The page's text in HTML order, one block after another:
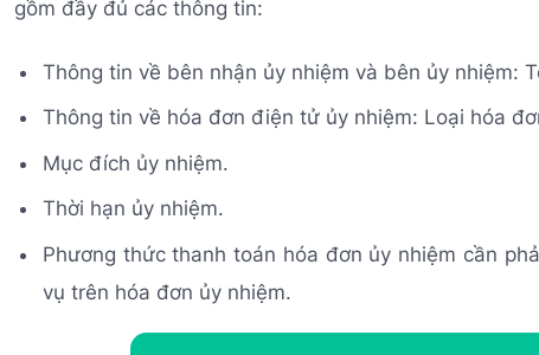
gồm đầy đủ các thông tin:
Thông tin về bên nhận ủy nhiệm và bên ủy nhiệm:
Thông tin về hóa đơn điện tử ủy nhiệm: Loại hóa
Mục đích ủy nhiệm.
Thời hạn ủy nhiệm.
Phương thức thanh toán hóa đơn ủy nhiệm cần
vụ trên hóa đơn ủy nhiệm.